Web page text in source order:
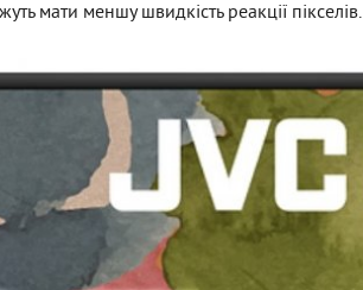
мати меншу швидкість реакції пікселів.